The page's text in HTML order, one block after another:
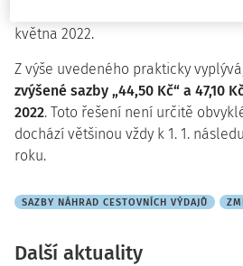
května 2022.
Z výše uvedeného prakticky
zvýšené sazby „44,50 Kč“ a 47,10
2022. Toto řešení není určitě
dochází většinou vždy k 1. 1.
roku.
SAZBY NÁHRAD CESTOVNÍCH VÝDAJŮ
Další aktuality